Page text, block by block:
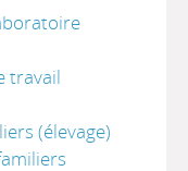
travail
(élevage)